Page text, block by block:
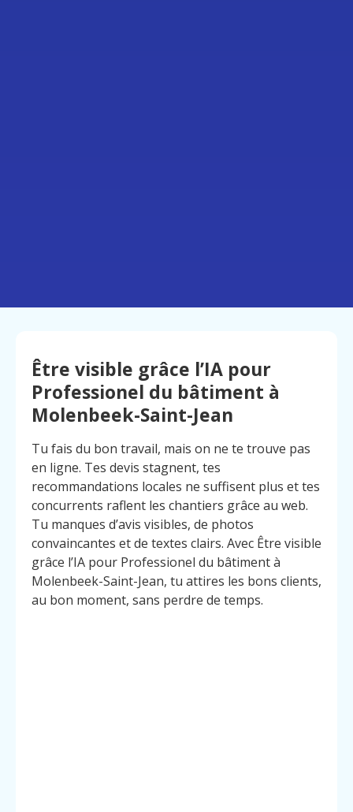
Être visible grâce l’IA pour
Professionel du bâtiment à
Molenbeek-Saint-Jean
Tu fais du bon travail, mais on ne te trouve pas
en ligne. Tes devis stagnent, tes
recommandations locales ne suffisent plus et tes
concurrents raflent les chantiers grâce au web.
Tu manques d’avis visibles, de photos
convaincantes et de textes clairs. Avec Être visible
grâce l’IA pour Professionel du bâtiment à
Molenbeek-Saint-Jean, tu attires les bons clients,
au bon moment, sans perdre de temps.